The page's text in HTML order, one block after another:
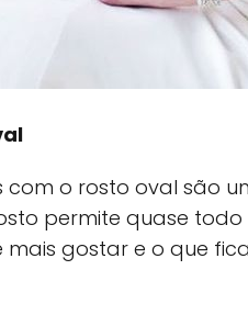
com o rosto oval são
permite quase
mais gostar e o que